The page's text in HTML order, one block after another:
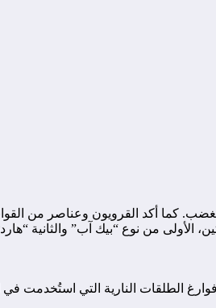
كما أكد القرويون وعناصر من
من نوع “بيك آب” والثانية
الطلقات النارية التي استُخدمت